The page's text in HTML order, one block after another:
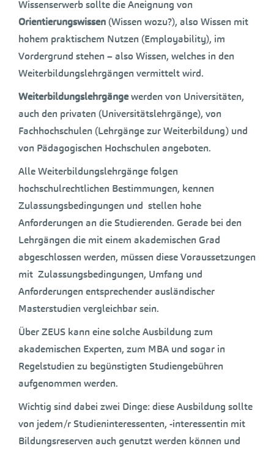
Wissenserwerb sollte die Aneignung von
Orientierungswissen (Wissen wozu?), also Wissen mit
hohem praktischem Nutzen (Employability), im
Vordergrund stehen – also Wissen, welches in den
Weiterbildungslehrgängen vermittelt wird.
Weiterbildungslehrgängewerden von Universitäten,
auch den privaten (Universitätslehrgänge), von
Fachhochschulen (Lehrgänge zur Weiterbildung) und
von Pädagogischen Hochschulen angeboten.
Alle Weiterbildungslehrgänge folgen
hochschulrechtlichen Bestimmungen, kennen
Zulassungsbedingungen und stellen hohe
Anforderungen an die Studierenden. Gerade bei den
Lehrgängen die mit einem akademischen Grad
abgeschlossen werden, müssen diese Voraussetzungen
mit Zulassungsbedingungen, Umfang und
Anforderungen entsprechender ausländischer
Masterstudien vergleichbar sein.
Über ZEUS kann eine solche Ausbildung zum
akademischen Experten, zum MBA und sogar in
Regelstudien zu begünstigten Studiengebühren
aufgenommen werden.
Wichtig sind dabei zwei Dinge: diese Ausbildung sollte
von jedem/r Studieninteressenten, -interessentin mit
Bildungsreserven auch genutzt werden können und